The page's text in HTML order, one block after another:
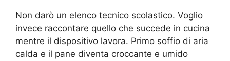
Non darò un elenco tecnico scolastico. Voglio
invece raccontare quello che succede in cucina
mentre il dispositivo lavora. Primo soffio di aria
calda e il pane diventa croccante e umido